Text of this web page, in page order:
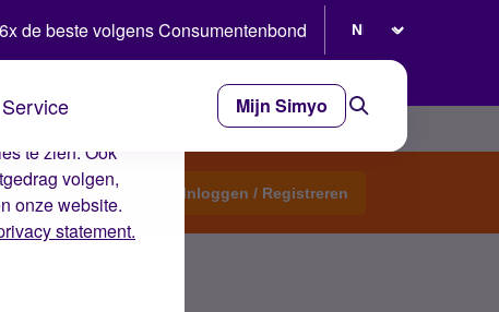
ervaring op de
te zien. Ook
volgen,
onze website.
statement.
de beste volgens Consumentenbond
Service Mijn Simyo
Start een topic Inloggen / Registreren